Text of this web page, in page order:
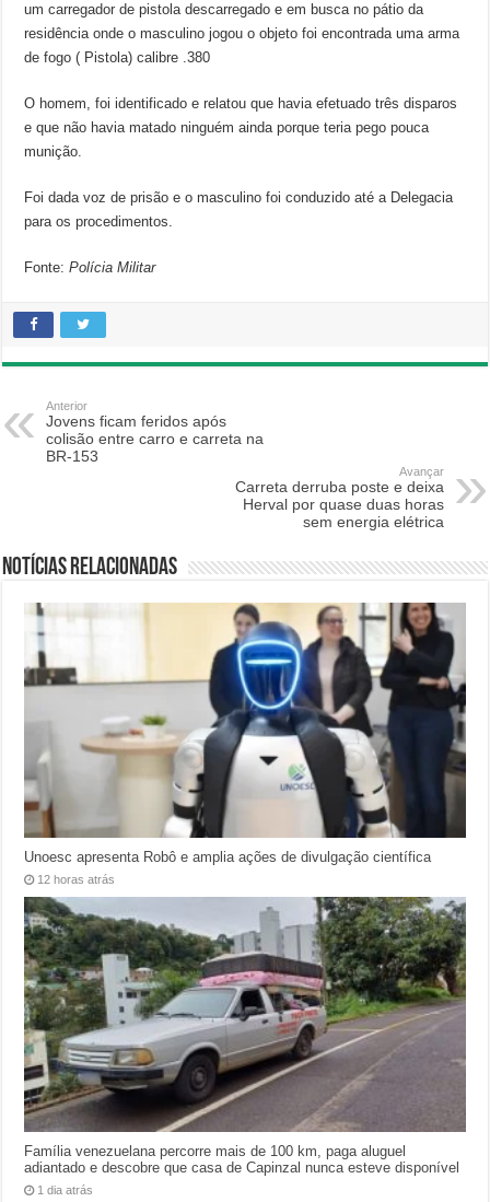
um carregador de pistola descarregado e em busca no pátio da
residência onde o masculino jogou o objeto foi encontrada uma arma
de fogo ( Pistola) calibre .380
O homem, foi identificado e relatou que havia efetuado três disparos
e que não havia matado ninguém ainda porque teria pego pouca
munição.
Foi dada voz de prisão e o masculino foi conduzido até a Delegacia
para os procedimentos.
Fonte:Polícia Militar
Anterior
Jovens ficam feridos após
colisão entre carro e carreta na
BR-153
Avançar
Carreta derruba poste e deixa
Herval por quase duas horas
sem energia elétrica
Notícias relacionadas
Unoesc apresenta Robô e amplia ações de divulgação científica
12 horas atrás
Família venezuelana percorre mais de 100 km, paga aluguel
adiantado e descobre que casa de Capinzal nunca esteve disponível
1 dia atrás